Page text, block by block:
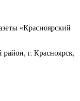
«Красноярский
г. Красноярск,